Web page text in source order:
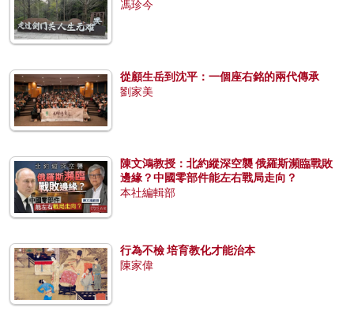
馮珍今
從顧生岳到沈平：一個座右銘的兩代傳承
劉家美
陳文鴻教授：北約縱深空襲 俄羅斯瀕臨戰敗
邊緣？中國零部件能左右戰局走向？
本社編輯部
行為不檢 培育教化才能治本
陳家偉